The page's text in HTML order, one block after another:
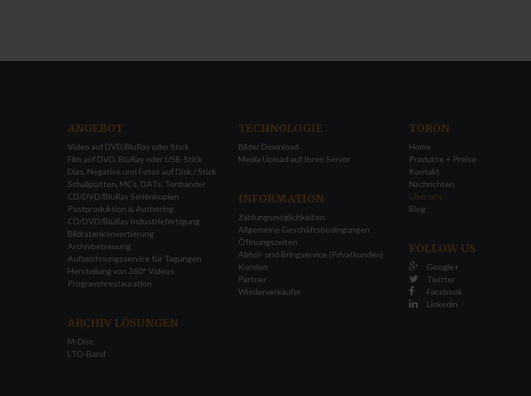
ANGEBOT
Video auf DVD,BluRay oder Stick
Film auf DVD, BluRay oder USB-Stick
Dias, Negative und Fotos auf Disk / Stick
Schallplatten, MCs, DATs, Tonbänder
CD/DVD/BluRay Serienkopien
Postproduktion & Authoring
CD/DVD/BluRay Industriefertigung
Bildratenkonvertierung
Archivbetreuung
Aufzeichnungsservice für Tagungen
Herstellung von 360° Videos
Programmrestauration
ARCHIV LÖSUNGEN
M-Disc
LTO-Band
TECHNOLOGIE
Bilder Download
Media Upload auf Ihren Server
INFORMATION
Zahlungsmöglichkeiten
Allgemeine Geschäftsbedingungen
Öffnungszeiten
Abhol- und Bringservice (Privatkunden)
Kunden
Partner
Wiederverkäufer
TORON
Home
Produkte + Preise
Kontakt
Nachrichten
Über uns
Blog
FOLLOW US
Google+
Twitter
Facebook
Linkedin